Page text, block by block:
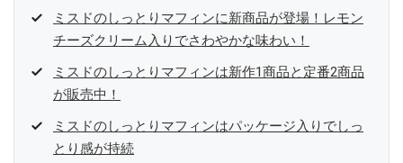
ミスドのしっとりマフィンに新商品が登場！レモン
チーズクリーム入りでさわやかな味わい！
ミスドのしっとりマフィンは新作1商品と定番2商品
が販売中！
ミスドのしっとりマフィンはパッケージ入りでしっ
とり感が持続